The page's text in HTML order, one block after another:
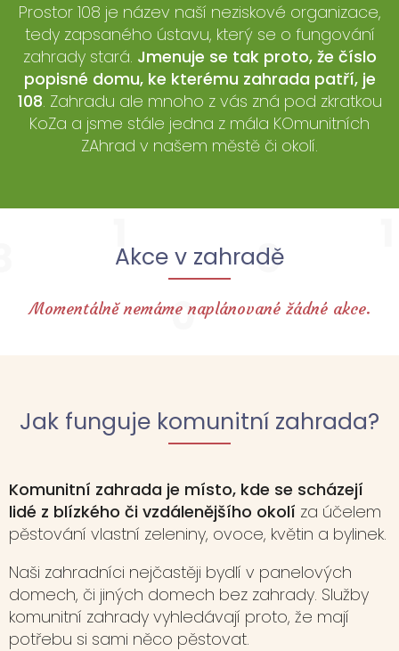
Prostor 108 je název naší neziskové organizace,
tedy zapsaného ústavu, který se o fungování
zahrady stará. Jmenuje se tak proto, že číslo
popisné domu, ke kterému zahrada patří, je
108. Zahradu ale mnoho z vás zná pod zkratkou
KoZa a jsme stále jedna z mála KOmunitních
ZAhrad v našem městě či okolí.
Akce v zahradě
Momentálně nemáme naplánované žádné akce.
Jak funguje komunitní zahrada?
Komunitní zahrada je místo, kde se scházejí
lidé z blízkého či vzdálenějšího okolí za účelem
pěstování vlastní zeleniny, ovoce, květin a bylinek.
Naši zahradníci nejčastěji bydlí v panelových
domech, či jiných domech bez zahrady. Služby
komunitní zahrady vyhledávají proto, že mají
potřebu si sami něco pěstovat.